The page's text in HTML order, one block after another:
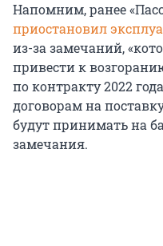
Напомним, ранее
приостановил
из-за замечаний,
привести к
по контракту 2022
договорам на
будут принимать на
замечания.